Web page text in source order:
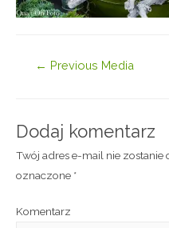
← Previous Media
Dodaj komentarz
Twój adres e-mail nie zostanie
oznaczone *
Komentarz